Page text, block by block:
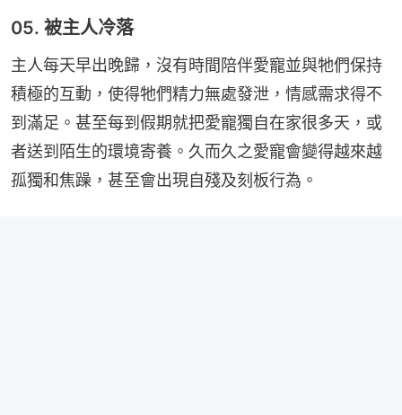
05. 被主人冷落
主人每天早出晚歸，沒有時間陪伴愛寵並與牠們保持
積極的互動，使得牠們精力無處發泄，情感需求得不
到滿足。甚至每到假期就把愛寵獨自在家很多天，或
者送到陌生的環境寄養。久而久之愛寵會變得越來越
孤獨和焦躁，甚至會出現自殘及刻板行為。